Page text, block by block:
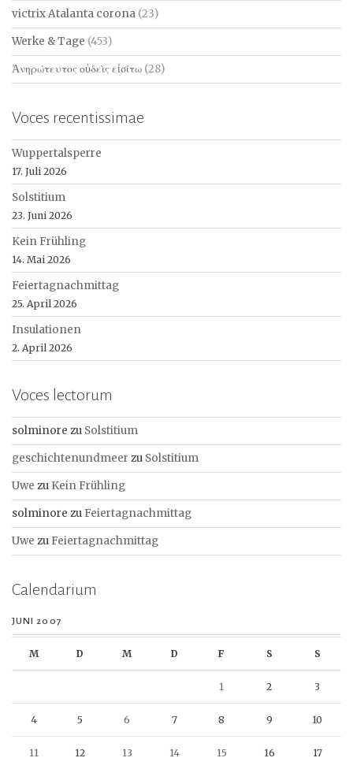
victrix Atalanta corona (23)
Werke & Tage (453)
Ἀνηρώτευτος οὐδεὶς εἰσίτω (28)
Voces recentissimae
Wuppertalsperre
17. Juli 2026
Solstitium
23. Juni 2026
Kein Frühling
14. Mai 2026
Feiertagnachmittag
25. April 2026
Insulationen
2. April 2026
Voces lectorum
solminore zu Solstitium
geschichtenundmeer zu Solstitium
Uwe zu Kein Frühling
solminore zu Feiertagnachmittag
Uwe zu Feiertagnachmittag
Calendarium
JUNI 2007
M D M D F S S
1 2 3
4 5 6 7 8 9 10
11 12 13 14 15 16 17